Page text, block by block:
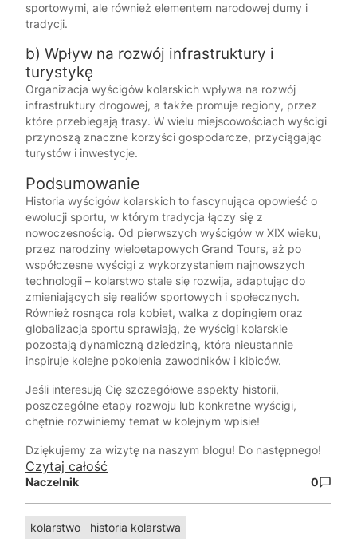
sportowymi, ale również elementem narodowej dumy i
tradycji.
b) Wpływ na rozwój infrastruktury i
turystykę
Organizacja wyścigów kolarskich wpływa na rozwój
infrastruktury drogowej, a także promuje regiony, przez
które przebiegają trasy. W wielu miejscowościach wyścigi
przynoszą znaczne korzyści gospodarcze, przyciągając
turystów i inwestycje.
Podsumowanie
Historia wyścigów kolarskich to fascynująca opowieść o
ewolucji sportu, w którym tradycja łączy się z
nowoczesnością. Od pierwszych wyścigów w XIX wieku,
przez narodziny wieloetapowych Grand Tours, aż po
współczesne wyścigi z wykorzystaniem najnowszych
technologii – kolarstwo stale się rozwija, adaptując do
zmieniających się realiów sportowych i społecznych.
Również rosnąca rola kobiet, walka z dopingiem oraz
globalizacja sportu sprawiają, że wyścigi kolarskie
pozostają dynamiczną dziedziną, która nieustannie
inspiruje kolejne pokolenia zawodników i kibiców.
Jeśli interesują Cię szczegółowe aspekty historii,
poszczególne etapy rozwoju lub konkretne wyścigi,
chętnie rozwiniemy temat w kolejnym wpisie!
Dziękujemy za wizytę na naszym blogu! Do następnego!
Czytaj całość
Naczelnik 0
kolarstwo historia kolarstwa